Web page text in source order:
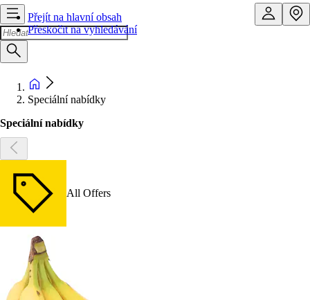
Přejít na hlavní obsah
Přeskočit na vyhledávání
Speciální nabídky
Speciální nabídky
All Offers